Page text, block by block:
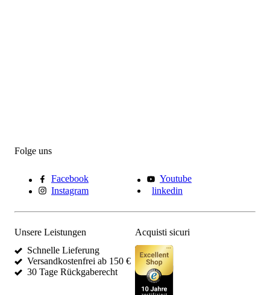
Folge uns
Facebook
Youtube
Instagram
linkedin
Unsere Leistungen
Schnelle Lieferung
Versandkostenfrei ab 150 €
30 Tage Rückgaberecht
Acquisti sicuri